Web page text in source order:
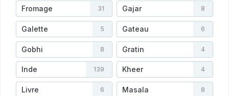
Fromage 31 Gajar 8
Galette 5 Gateau 6
Gobhi 8 Gratin 4
Inde 139 Kheer 4
Livre 6 Masala 8